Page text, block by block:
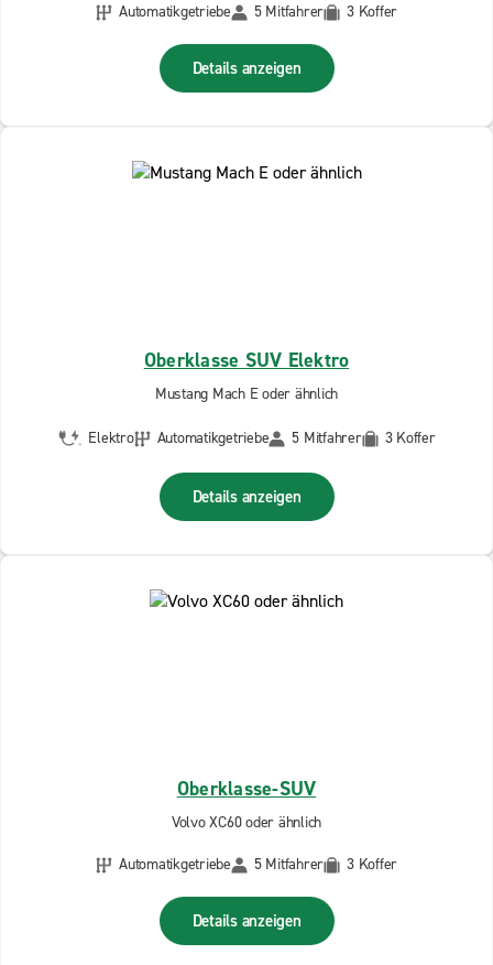
Automatikgetriebe
5 Mitfahrer 3 Koffer
Details anzeigen
Oberklasse SUV Elektro
Mustang Mach E oder ähnlich
Elektro Automatikgetriebe 5 Mitfahrer 3 Koffer
Details anzeigen
Oberklasse-SUV
Volvo XC60 oder ähnlich
Automatikgetriebe
5 Mitfahrer 3 Koffer
Details anzeigen